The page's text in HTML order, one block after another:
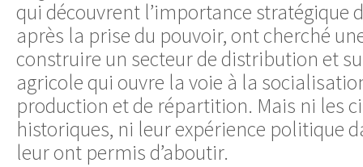
qui découvrent l’importance stratégique
après la prise du pouvoir, ont cherché
construire un secteur de distribution et
agricole qui ouvre la voie à la
production et de répartition. Mais ni les
historiques, ni leur expérience politique
leur ont permis d’aboutir.